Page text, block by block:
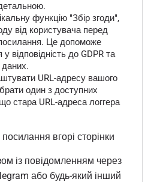
функцію "Збір згоди",
від користувача перед
Це допоможе
відповідність до GDPR та
даних.
URL-адресу вашого
один з доступних
стара URL-адреса логгера
вгорі сторінки
із повідомленням через
або будь-який інший